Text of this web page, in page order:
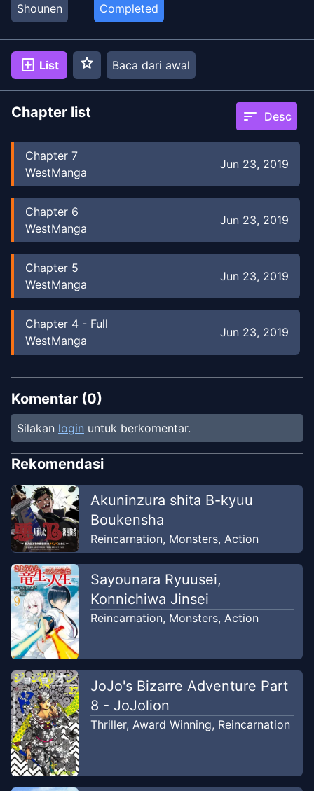
Shounen
Completed
add_box List star Baca dari awal
Chapter list sort Desc
Chapter 7
WestManga
Jun 23, 2019
Chapter 6
WestManga
Jun 23, 2019
Chapter 5
WestManga
Jun 23, 2019
Chapter 4 - Full
WestManga
Jun 23, 2019
Chapter3
WestManga
Chapter2
WestManga
Jun 23, 2019
Chapter1
WestManga
Jun 23, 2019
Komentar (0)
Silakan login untuk berkomentar.
Rekomendasi
Akuninzura shita B-kyuu
Boukensha
Reincarnation, Monsters, Action
Sayounara Ryuusei,
Konnichiwa Jinsei
Reincarnation, Monsters, Action
JoJo's Bizarre Adventure Part
8 - JoJolion
Thriller, Award Winning, Reincarnation